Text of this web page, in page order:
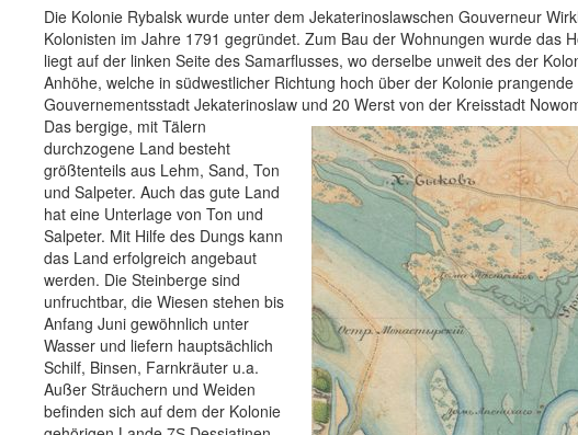
Die Kolonie Rybalsk wurde unter dem Jekaterinoslawschen Gouverneur
Kolonisten im Jahre 1791 gegründet. Zum Bau der Wohnungen wurde das
liegt auf der linken Seite des Samarflusses, wo derselbe unweit des der
Anhöhe, welche in südwestlicher Richtung hoch über der Kolonie
Gouvernementsstadt Jekaterinoslaw und 20 Werst von der Kreisstadt
Das bergige, mit Tälern
durchzogene Land besteht
größtenteils aus Lehm, Sand, Ton
und Salpeter. Auch das gute Land
hat eine Unterlage von Ton und
Salpeter. Mit Hilfe des Dungs kann
das Land erfolgreich angebaut
werden. Die Steinberge sind
unfruchtbar, die Wiesen stehen bis
Anfang Juni gewöhnlich unter
Wasser und liefern hauptsächlich
Schilf, Binsen, Farnkräuter u.a.
Außer Sträuchern und Weiden
befinden sich auf dem der Kolonie